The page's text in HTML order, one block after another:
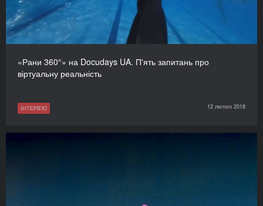
«Рани 360°» на Docudays UA. П'ять запитань про
віртуальну реальність
ІНТЕРВ'Ю 12 лютого 2018